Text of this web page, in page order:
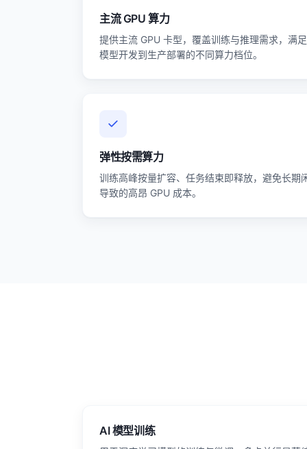
主流 GPU 算力
提供主流 GPU 卡型，覆盖训练与推理需求，满
模型开发到生产部署的不同算力档位。
弹性按需算力
训练高峰按量扩容、任务结束即释放，避免长期
导致的高昂 GPU 成本。
AI 模型训练